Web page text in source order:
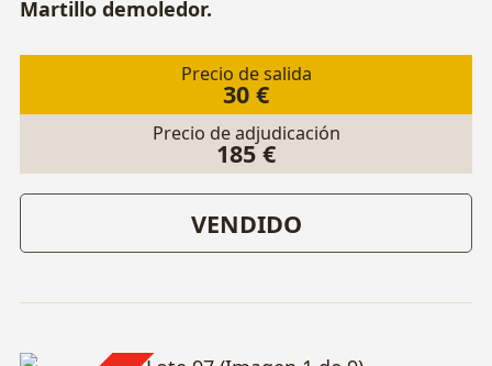
Martillo demoledor.
Precio de salida
30 €
Precio de adjudicación
185 €
VENDIDO